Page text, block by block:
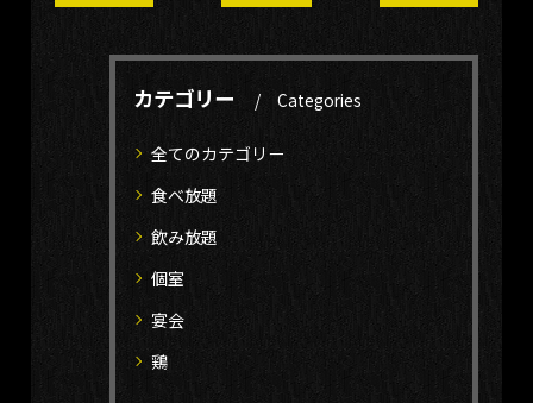
カテゴリー Categories
全てのカテゴリー
食べ放題
飲み放題
個室
宴会
鶏